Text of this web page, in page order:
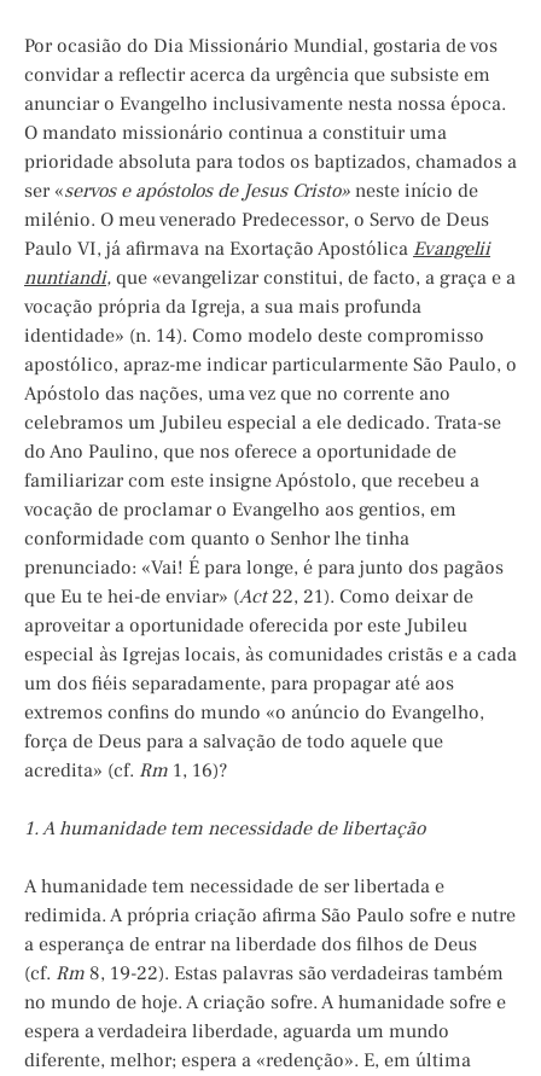
Por ocasião do Dia Missionário Mundial, gostaria de vos
convidar a reflectir acerca da urgência que subsiste em
anunciar o Evangelho inclusivamente nesta nossa época.
O mandato missionário continua a constituir uma
prioridade absoluta para todos os baptizados, chamados a
ser «servos e apóstolos de Jesus Cristo» neste início de
milénio. O meu venerado Predecessor, o Servo de Deus
Paulo VI, já afirmava na Exortação Apostólica Evangelii
nuntiandi, que «evangelizar constitui, de facto, a graça e a
vocação própria da Igreja, a sua mais profunda
identidade» (n. 14). Como modelo deste compromisso
apostólico, apraz-me indicar particularmente São Paulo, o
Apóstolo das nações, uma vez que no corrente ano
celebramos um Jubileu especial a ele dedicado. Trata-se
do Ano Paulino, que nos oferece a oportunidade de
familiarizar com este insigne Apóstolo, que recebeu a
vocação de proclamar o Evangelho aos gentios, em
conformidade com quanto o Senhor lhe tinha
prenunciado: «Vai! É para longe, é para junto dos pagãos
que Eu te hei-de enviar» (Act22, 21). Como deixar de
aproveitar a oportunidade oferecida por este Jubileu
especial às Igrejas locais, às comunidades cristãs e a cada
um dos fiéis separadamente, para propagar até aos
extremos confins do mundo «o anúncio do Evangelho,
força de Deus para a salvação de todo aquele que
acredita» (cf. Rm 1, 16)?
1. Ahumanidade tem necessidade de libertação
A humanidade tem necessidade de ser libertada e
redimida. A própria criação afirma São Paulo sofre e nutre
a esperança de entrar na liberdade dos filhos de Deus
(cf. Rm 8, 19-22). Estas palavras são verdadeiras também
no mundo de hoje. A criação sofre. A humanidade sofre e
espera a verdadeira liberdade, aguarda um mundo
diferente, melhor; espera a «redenção». E, em última